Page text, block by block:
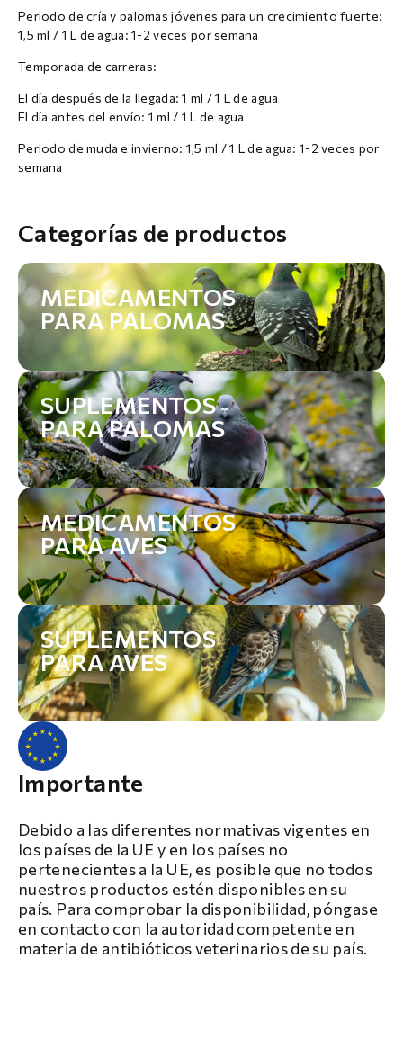
Periodo de cría y palomas jóvenes para un crecimiento fuerte:
1,5 ml / 1 L de agua: 1-2 veces por semana
Temporada de carreras:
El día después de la llegada: 1 ml / 1 L de agua
El día antes del envío: 1 ml / 1 L de agua
Periodo de muda e invierno: 1,5 ml / 1 L de agua: 1-2 veces por
semana
Categorías de productos
MEDICAMENTOS
PARA PALOMAS
SUPLEMENTOS
PARA PALOMAS
MEDICAMENTOS
PARA AVES
SUPLEMENTOS
PARA AVES
Importante
Debido a las diferentes normativas vigentes en
los países de la UE y en los países no
pertenecientes a la UE, es posible que no todos
nuestros productos estén disponibles en su
país. Para comprobar la disponibilidad, póngase
en contacto con la autoridad competente en
materia de antibióticos veterinarios de su país.